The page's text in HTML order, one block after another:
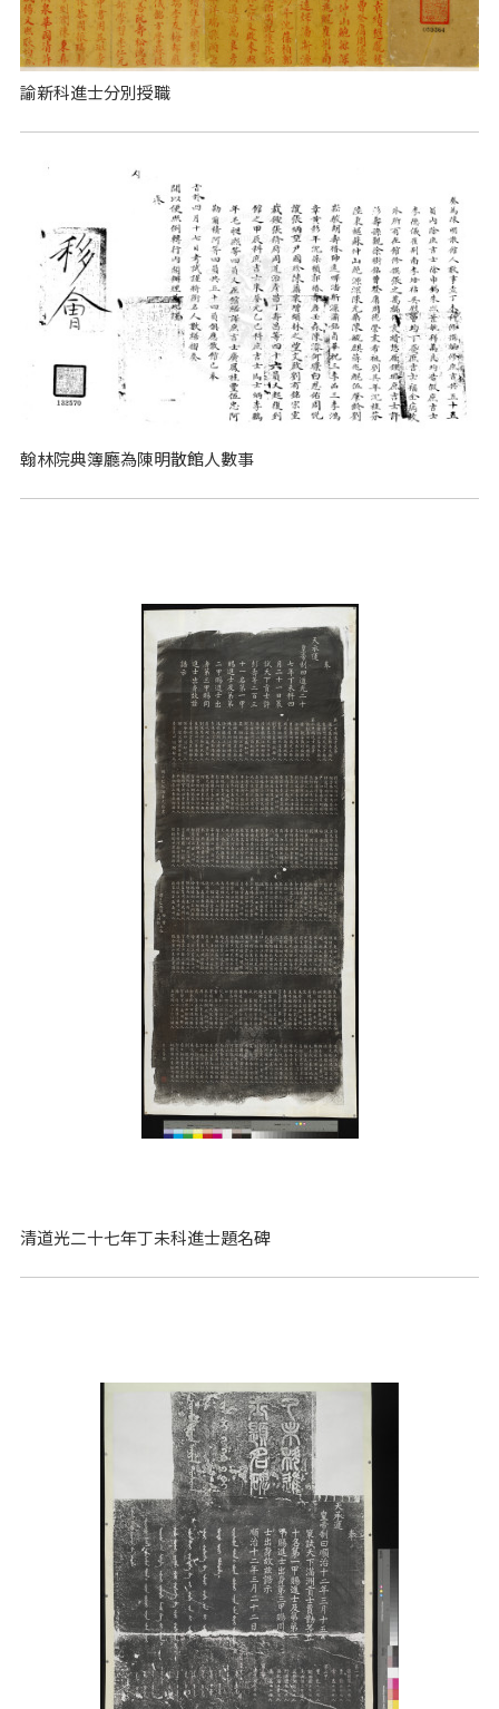
諭新科進士分別授職
翰林院典簿廳為陳明散館人數事
清道光二十七年丁未科進士題名碑